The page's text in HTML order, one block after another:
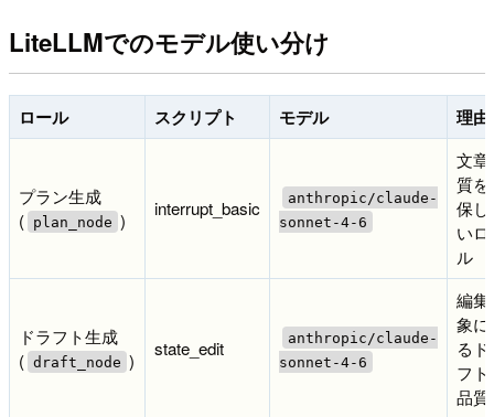
LiteLLMでのモデル使い分け
ロール スクリプト モデル 理由
プラン生成
( plan_node )
interrupt_basic
anthropic/claude-
sonnet-4-6
文章
質を
保し
いロ
ル
ドラフト生成
( draft_node )
state_edit
anthropic/claude-
sonnet-4-6
編集
象に
る
フト
品質